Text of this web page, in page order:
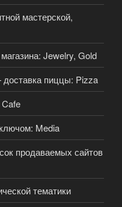
мастерской,
Jewelry, Gold
пиццы: Pizza
Media
продаваемых сайтов
тематики